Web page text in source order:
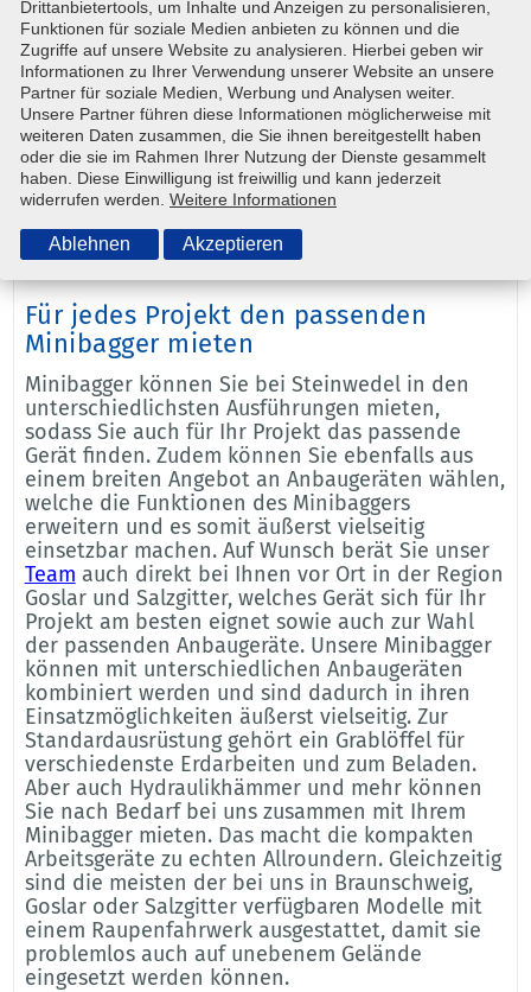
Minibagger-Vermietung
Sie benötigen ein flexibles, kompaktes und
vielseitig einsetzbares Gerät für Ihre Sanierungs-
oder Bauarbeiten? Dann ist womöglich ein
Minibagger optimal für Sie geeignet! Bei
Steinwedel in Braunschweig finden Sie eine
Vielzahl unterschiedlichster Geräte. Als Teil von
SYSTEM LIFTvermieten wir sogar deutschland- und
europaweit. Wir freuen uns auf Ihre
Für jedes Projekt den passenden
Minibagger mieten
Minibagger können Sie bei Steinwedel in den
unterschiedlichsten Ausführungen mieten,
sodass Sie auch für Ihr Projekt das passende
Gerät finden. Zudem können Sie ebenfalls aus
einem breiten Angebot an Anbaugeräten wählen,
welche die Funktionen des Minibaggers
erweitern und es somit äußerst vielseitig
einsetzbar machen. Auf Wunsch berät Sie unser
Team auch direkt bei Ihnen vor Ort in der Region
Goslar und Salzgitter, welches Gerät sich für Ihr
Projekt am besten eignet sowie auch zur Wahl
der passenden Anbaugeräte. Unsere Minibagger
können mit unterschiedlichen Anbaugeräten
kombiniert werden und sind dadurch in ihren
Einsatzmöglichkeiten äußerst vielseitig. Zur
Standardausrüstung gehört ein Grablöffel für
verschiedenste Erdarbeiten und zum Beladen.
Aber auch Hydraulikhämmer und mehr können
Sie nach Bedarf bei uns zusammen mit Ihrem
Minibagger mieten. Das macht die kompakten
Arbeitsgeräte zu echten Allroundern. Gleichzeitig
sind die meisten der bei uns in Braunschweig,
Goslar oder Salzgitter verfügbaren Modelle mit
einem Raupenfahrwerk ausgestattet, damit sie
problemlos auch auf unebenem Gelände
eingesetzt werden können.
Drittanbietertools, um Inhalte und Anzeigen zu personalisieren,
Funktionen für soziale Medien anbieten zu können und die
Zugriffe auf unsere Website zu analysieren. Hierbei geben wir
Informationen zu Ihrer Verwendung unserer Website an unsere
Partner für soziale Medien, Werbung und Analysen weiter.
Unsere Partner führen diese Informationen möglicherweise mit
weiteren Daten zusammen, die Sie ihnen bereitgestellt haben
oder die sie im Rahmen Ihrer Nutzung der Dienste gesammelt
haben. Diese Einwilligung ist freiwillig und kann jederzeit
widerrufen werden. Weitere Informationen
Ablehnen Akzeptieren